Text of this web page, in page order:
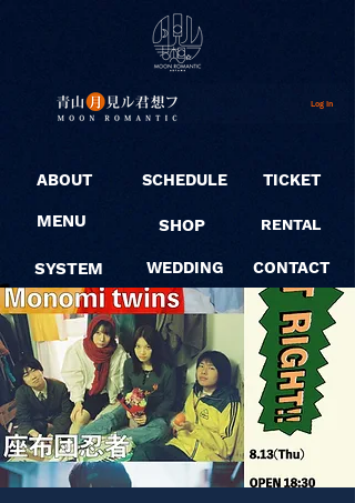
Log In
ABOUT
MENU
SYSTEM
SCHEDULE
SHOP
WEDDING
TICKET
RENTAL
CONTACT